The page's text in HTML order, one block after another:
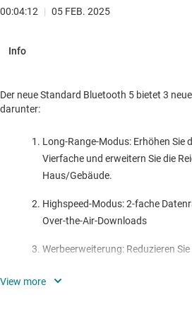
00:04:12 | 05 FEB. 2025
Der neue Standard Bluetooth 5 bietet 3
darunter:
Long-Range-Modus: Erhöhen Sie
Vierfache und erweitern Sie die
Haus/Gebäude.
Highspeed-Modus: 2-fache
Over-the-Air-Downloads
Werbeerweiterung: Reduzieren